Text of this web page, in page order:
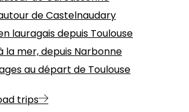
de Castelnaudary
lauragais depuis Toulouse
la mer, depuis Narbonne
au départ de Toulouse
trips